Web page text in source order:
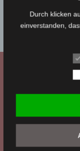
Dashboard und
Widgetbereich.
WIR BEI FACEBOOK
Durch klicken
einverstanden,